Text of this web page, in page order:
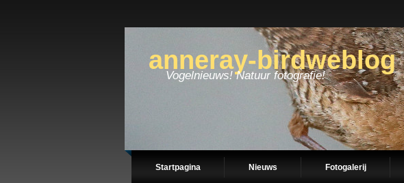
anneray-birdweblog
Vogelnieuws! Natuur fotografie!
Startpagina Nieuws Fotogalerij